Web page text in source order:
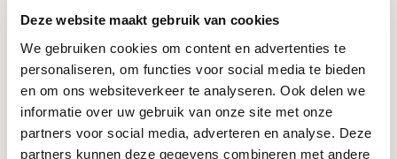
Deze website maakt gebruik van cookies
We gebruiken cookies om content en advertenties te
personaliseren, om functies voor social media te bieden
en om ons websiteverkeer te analyseren. Ook delen we
informatie over uw gebruik van onze site met onze
partners voor social media, adverteren en analyse. Deze
partners kunnen deze gegevens combineren met andere
Categories
Watches
Jewellery
Wedding rings